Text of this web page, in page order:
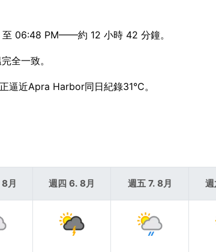
06:48 PM——約 12 小時 42 分鐘。
全一致。
逼近Apra Harbor同日紀錄31°C。
月 週四 6. 8月 週五 7. 8月